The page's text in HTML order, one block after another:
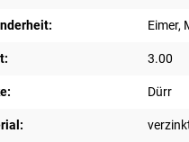
Eimer,
3.00
Dürr